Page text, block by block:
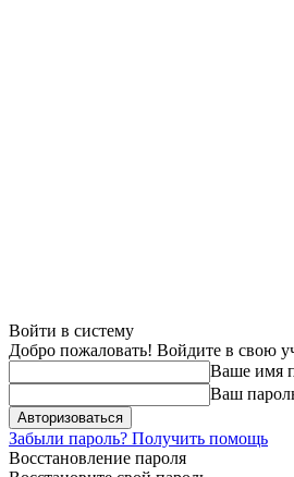
Войти в систему
Добро пожаловать! Войдите в свою
Ваше имя
Ваш
Забыли пароль? Получить помощь
Восстановление пароля